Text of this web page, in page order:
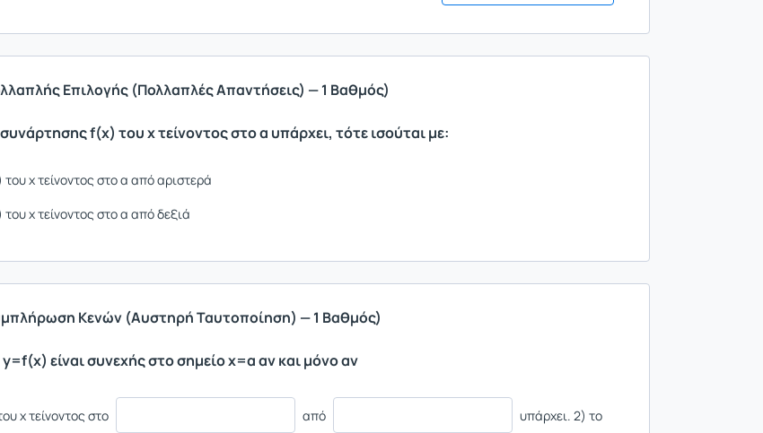
Επιλογής (Πολλαπλές Απαντήσεις) — 1 Βαθμός)
f(x) του x τείνοντος στο α υπάρχει, τότε ισούται με:
x τείνοντος στο α από αριστερά
x τείνοντος στο α από δεξιά
Κενών (Αυστηρή Ταυτοποίηση) — 1 Βαθμός)
είναι συνεχής στο σημείο x=α αν και μόνο αν
x τείνοντος στο από υπάρχει. 2) το